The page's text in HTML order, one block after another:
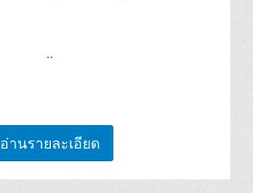
..
อ่านรายละเอียด